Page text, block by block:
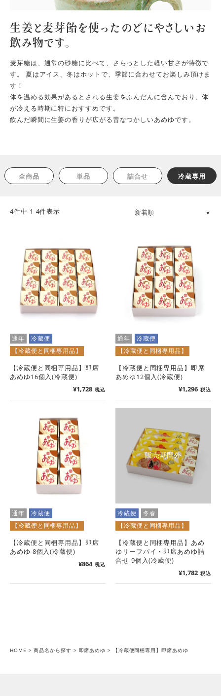
生姜と麦芽飴を使ったのどにやさしいお
飲み物です。
麦芽糖は、通常の砂糖に比べて、さらっとした軽い甘さが特徴で
す。 夏はアイス、冬はホットで、季節に合わせてお楽しみ頂けま
す！
体を温める効果があるとされる生姜をふんだんに含んでおり、体
が冷える時期に特におすすめです。
飲んだ瞬間に生姜の香りが広がる昔なつかしいあめゆです。
全商品 単品 詰合せ 冷蔵専用
4件中 1-4件表示
通年
冷蔵便
【冷蔵便と同梱専用品】
【冷蔵便と同梱専用品】即席
あめゆ16個入(冷蔵便)
¥1,728 税込
通年
冷蔵便
【冷蔵便と同梱専用品】
【冷蔵便と同梱専用品】即席
あめゆ12個入(冷蔵便)
¥1,296 税込
通年
冷蔵便
【冷蔵便と同梱専用品】
【冷蔵便と同梱専用品】即席
あめゆ 8個入(冷蔵便)
¥864 税込
販売期間外
冷蔵便
冬春
【冷蔵便と同梱専用品】
【冷蔵便と同梱専用品】あめ
ゆリーフパイ・即席あめゆ詰
合せ 9個入(冷蔵便)
¥1,782 税込
HOME 商品名から探す 即席あめゆ 【冷蔵便同梱専用】即席あめゆ